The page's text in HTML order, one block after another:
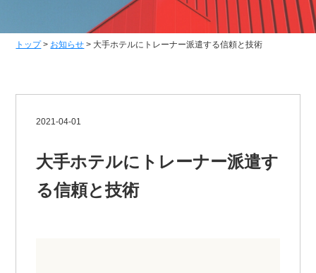
トップ> お知らせ > 大手ホテルにトレーナー派遣する信頼と技術
2021-04-01
大手ホテルにトレーナー派遣す
る信頼と技術